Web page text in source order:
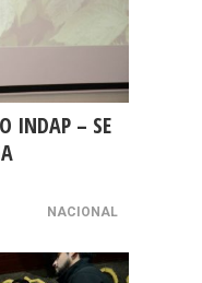
INDAP – SE
NACIONAL